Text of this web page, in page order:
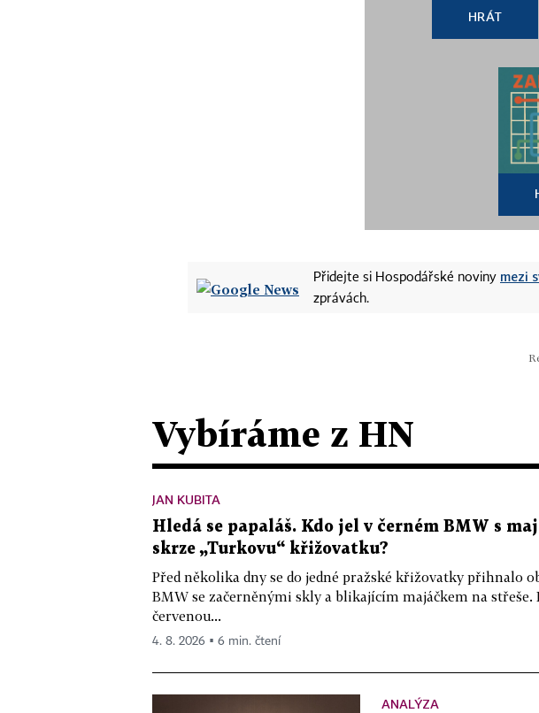
HRÁT
Přidejte si Hospodářské noviny mezi
zprávách.
Vybíráme z HN
JAN KUBITA
Hledá se papaláš. Kdo jel v černém BMW s
skrze „Turkovu“ křižovatku?
Před několika dny se do jedné pražské křižovatky přihnalo
BMW se začerněnými skly a blikajícím majáčkem na střeše.
červenou...
4. 8. 2026 ▪ 6 min. čtení
ANALÝZA